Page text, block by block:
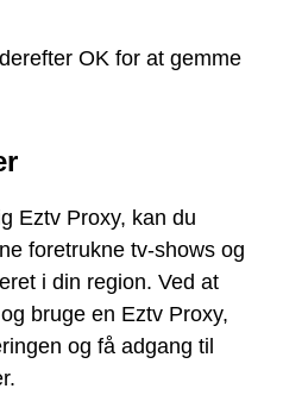
OK for at gemme
Eztv Proxy, kan du
foretrukne tv-shows og
i din region. Ved at
bruge en Eztv Proxy,
og få adgang til